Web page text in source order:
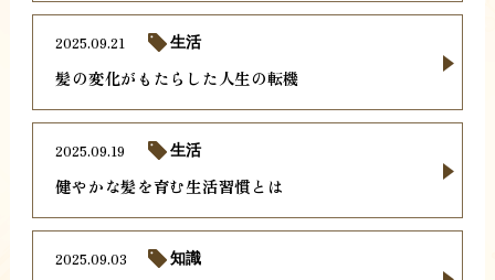
髪の変化がもたらした人生の転機
2025.09.21 生活
健やかな髪を育む生活習慣とは
2025.09.19 生活
2025.09.03 知識